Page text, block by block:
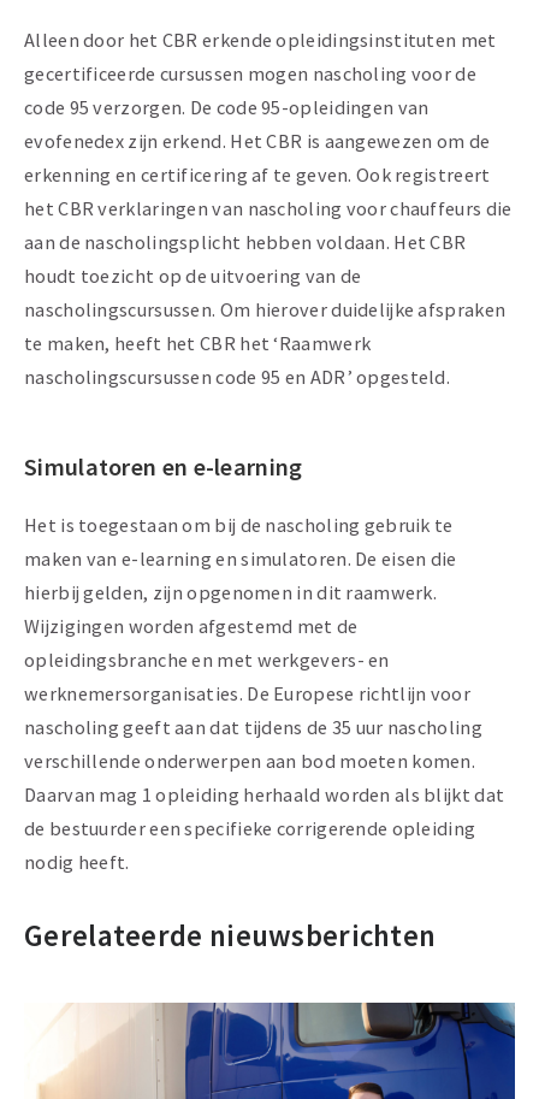
Alleen door het CBR erkende opleidingsinstituten met
gecertificeerde cursussen mogen nascholing voor de
code 95 verzorgen. De code 95-opleidingen van
evofenedex zijn erkend. Het CBR is aangewezen om de
erkenning en certificering af te geven. Ook registreert
het CBR verklaringen van nascholing voor chauffeurs die
aan de nascholingsplicht hebben voldaan. Het CBR
houdt toezicht op de uitvoering van de
nascholingscursussen. Om hierover duidelijke afspraken
te maken, heeft het CBR het ‘Raamwerk
nascholingscursussen code 95 en ADR’ opgesteld.
Simulatoren en e-learning
Het is toegestaan om bij de nascholing gebruik te
maken van e-learning en simulatoren. De eisen die
hierbij gelden, zijn opgenomen in dit raamwerk.
Wijzigingen worden afgestemd met de
opleidingsbranche en met werkgevers- en
werknemersorganisaties. De Europese richtlijn voor
nascholing geeft aan dat tijdens de 35 uur nascholing
verschillende onderwerpen aan bod moeten komen.
Daarvan mag 1 opleiding herhaald worden als blijkt dat
de bestuurder een specifieke corrigerende opleiding
nodig heeft.
Gerelateerde nieuwsberichten